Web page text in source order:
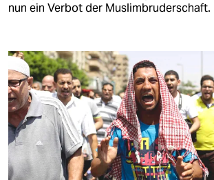
nun ein Verbot der Muslimbruderschaft.